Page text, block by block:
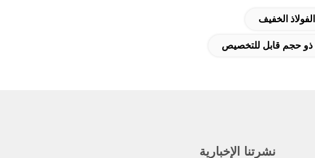
الخفيف
ذو حجم قابل للتخصيص
نشرتنا الإخبارية